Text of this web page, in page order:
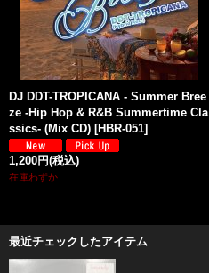
DJ DDT-TROPICANA - Summer Bree
ze -Hip Hop & R&B Summertime Cla
ssics- (Mix CD) [HBR-051]
1,200円(税込)
在庫わずか
最近チェックしたアイテム